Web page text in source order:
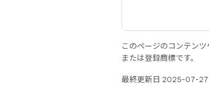
このページのコンテンツ
または登録商標です。
最終更新日 2025-07-27